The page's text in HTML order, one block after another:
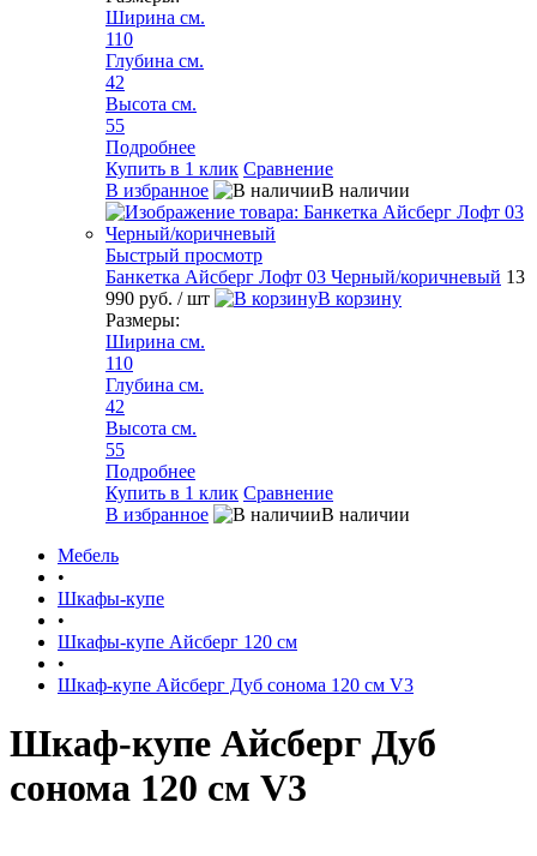
Ширина см.
110
Глубина см.
42
Высота см.
55
Подробнее
Купить в 1 клик Сравнение
В избранное
В наличии
Быстрый просмотр
Банкетка Айсберг Лофт 03 Черный/коричневый 13
990 руб. / шт
В корзину
Размеры:
Ширина см.
110
Глубина см.
42
Высота см.
55
Подробнее
Купить в 1 клик Сравнение
В избранное
В наличии
Мебель
•
Шкафы-купе
•
Шкафы-купе Айсберг 120 см
•
Шкаф-купе Айсберг Дуб сонома 120 см V3
Шкаф-купе Айсберг Дуб
сонома 120 см V3